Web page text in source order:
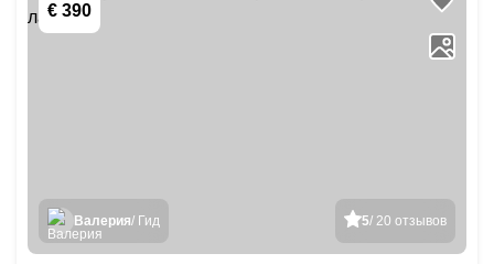
€ 390
5/ 20 отзывов
Валерия/ Гид